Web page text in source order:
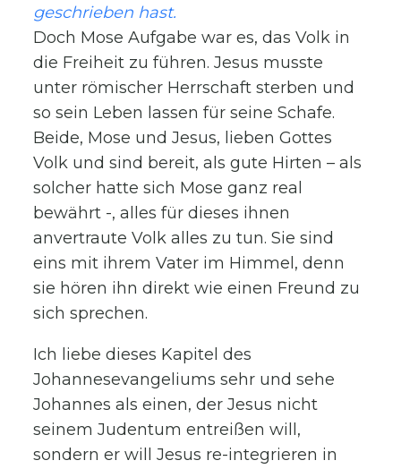
geschrieben hast.
Doch Mose Aufgabe war es, das Volk in
die Freiheit zu führen. Jesus musste
unter römischer Herrschaft sterben und
so sein Leben lassen für seine Schafe.
Beide, Mose und Jesus, lieben Gottes
Volk und sind bereit, als gute Hirten – als
solcher hatte sich Mose ganz real
bewährt -, alles für dieses ihnen
anvertraute Volk alles zu tun. Sie sind
eins mit ihrem Vater im Himmel, denn
sie hören ihn direkt wie einen Freund zu
sich sprechen.
Ich liebe dieses Kapitel des
Johannesevangeliums sehr und sehe
Johannes als einen, der Jesus nicht
seinem Judentum entreißen will,
sondern er will Jesus re-integrieren in